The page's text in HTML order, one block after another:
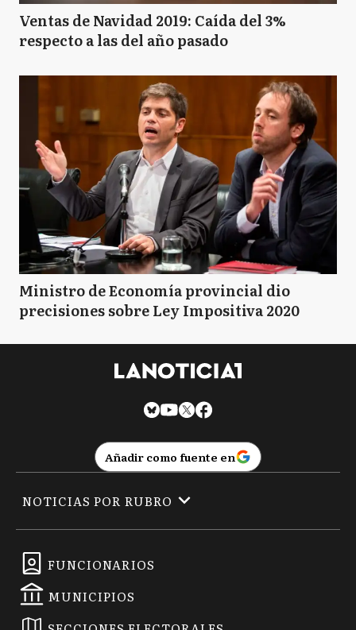
Ventas de Navidad 2019: Caída del 3%
respecto a las del año pasado
Ministro de Economía provincial dio
precisiones sobre Ley Impositiva 2020
Añadir como fuente en
FUNCIONARIOS
MUNICIPIOS
NOTICIAS POR RUBRO